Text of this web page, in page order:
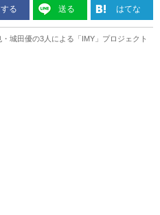
る 送る はてな
城田優の3人による「IMY」プロジェクト